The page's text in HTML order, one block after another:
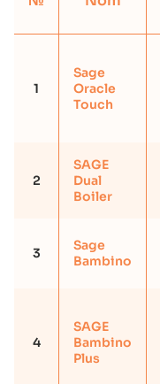
1
Sage
Oracle
Touch
2
SAGE
Dual
Boiler
3
Sage
Bambino
4
SAGE
Bambino
Plus